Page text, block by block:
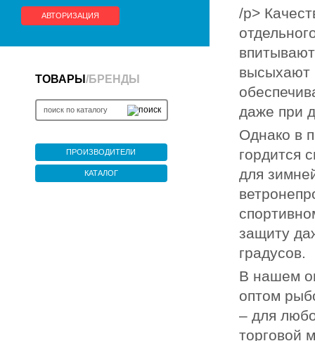
АВТОРИЗАЦИЯ
ТОВАРЫ /БРЕНДЫ
ПРОИЗВОДИТЕЛИ
КАТАЛОГ
/p>
высыхают
даже при
Однако в
гордится
для
защиту
градусов.
В нашем
оптом
– для
торговой